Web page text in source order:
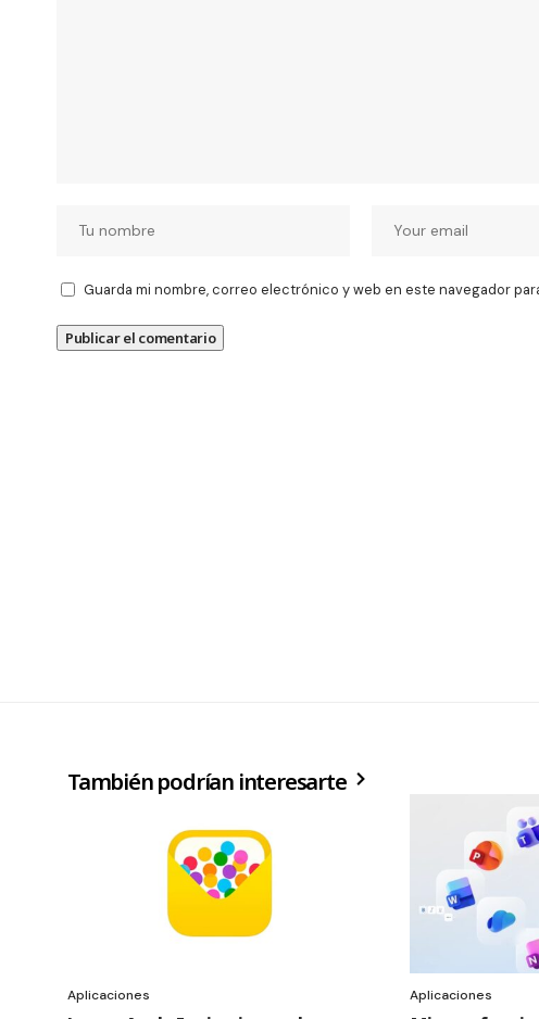
Guarda mi nombre, correo electrónico y web en este navegador
También podrían interesarte
Aplicaciones Aplicaciones